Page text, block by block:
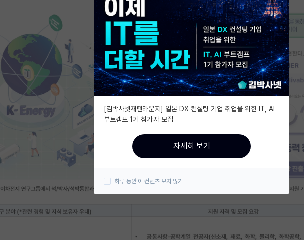
[김박사넷재팬라운지] 일본 DX 컨설팅 기업 취업을 위한 IT, AI
부트캠프 1기 참가자 모집
자세히 보기
하루 동안 이 컨텐츠 보지 않기